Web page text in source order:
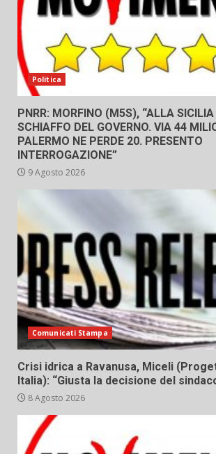
Politica
PNRR: MORFINO (M5S), “ALLA SICILIA
SCHIAFFO DEL GOVERNO. VIA 44
PALERMO NE PERDE 20. PRESENTO
INTERROGAZIONE”
9 Agosto 2026
Comunicati Stampa
Crisi idrica a Ravanusa, Miceli
Italia): “Giusta la decisione del
8 Agosto 2026